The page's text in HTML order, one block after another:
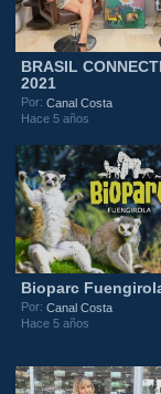
BRASIL
2021
Por:Canal Costa
Hace 5 años
Bioparc
Por:Canal Costa
Hace 5 años